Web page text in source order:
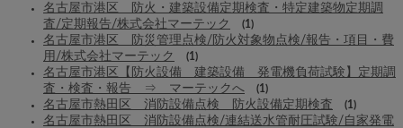
名古屋市港区 防火・建築設備定期検査・特定建築物定期調
査/定期報告/株式会社マーテック
(1)
名古屋市港区 防災管理点検/防火対象物点検/報告・項目・費
用/株式会社マーテック
(1)
名古屋市港区【防火設備 建築設備 発電機負荷試験】定期調
査・検査・報告 ⇒ マーテックへ
(1)
名古屋市熱田区 消防設備点検 防火設備定期検査 (1)
名古屋市熱田区 消防設備点検/連結送水管耐圧試験/自家発電